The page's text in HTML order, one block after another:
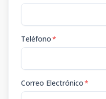
Teléfono*
Correo Electrónico*